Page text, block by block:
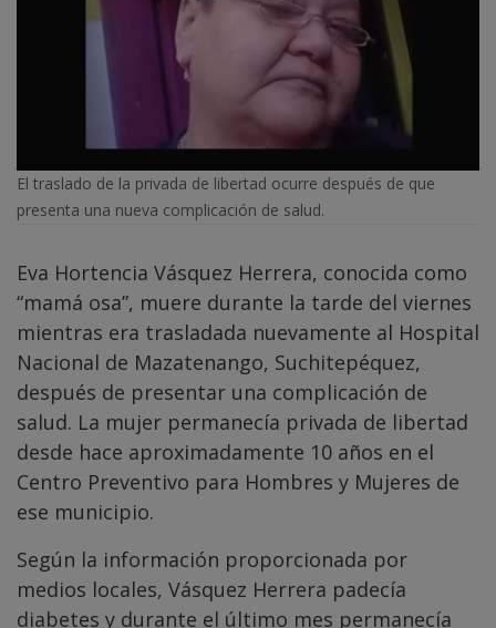
El traslado de la privada de libertad ocurre después de que
presenta una nueva complicación de salud.
Eva Hortencia Vásquez Herrera, conocida como
“mamá osa”, muere durante la tarde del viernes
mientras era trasladada nuevamente al Hospital
Nacional de Mazatenango, Suchitepéquez,
después de presentar una complicación de
salud. La mujer permanecía privada de libertad
desde hace aproximadamente 10 años en el
Centro Preventivo para Hombres y Mujeres de
ese municipio.
Según la información proporcionada por
medios locales, Vásquez Herrera padecía
diabetes y durante el último mes permanecía